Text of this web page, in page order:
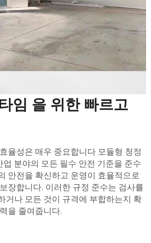
임 을 위한 빠르고
율성은 매우 중요합니다 모듈형 청정
업 분야의 모든 필수 안전 기준을 준수
안전을 확신하고 운영이 효율적으로
장합니다. 이러한 규정 준수는 검사를
거나 모든 것이 규격에 부합하는지 확
을 줄여줍니다.